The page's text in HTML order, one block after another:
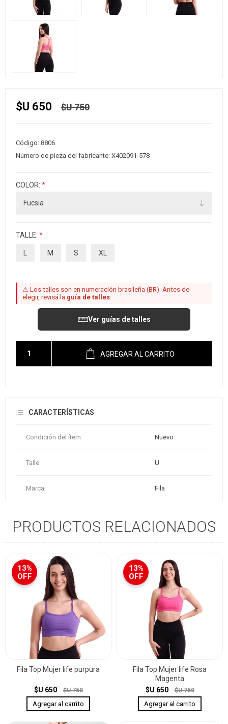
$U 650 $U 750
Código: 8806
Número de pieza del fabricante: X402091-578
COLOR: *
TALLE: *
L M S XL
⚠ Los talles son en numeración brasileña (BR). Antes de
elegir, revisá la guía de talles.
Ver guías de talles
AGREGAR AL CARRITO
CARACTERÍSTICAS
Condición del ítem Nuevo
Talle U
Marca Fila
PRODUCTOS RELACIONADOS
13%
OFF
Fila Top Mujer life purpura
$U 650 $U 750
13%
OFF
Fila Top Mujer life Rosa
Magenta
$U 650
$U 750